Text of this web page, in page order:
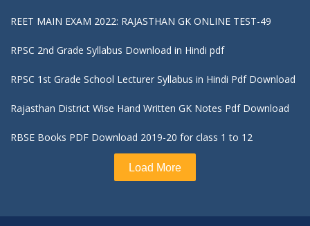
REET MAIN EXAM 2022: RAJASTHAN GK ONLINE TEST-49
RPSC 2nd Grade Syllabus Download in Hindi pdf
RPSC 1st Grade School Lecturer Syllabus in Hindi Pdf Download
Rajasthan District Wise Hand Written GK Notes Pdf Download
RBSE Books PDF Download 2019-20 for class 1 to 12
Load More